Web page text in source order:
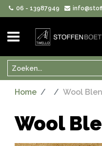
06 - 13987949
Zoeken
Home Wool
Wool